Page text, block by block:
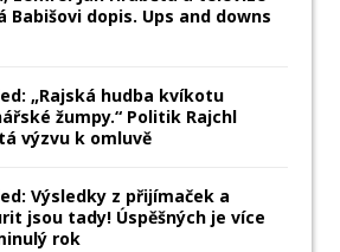
Babišovi dopis. Ups and downs
„Rajská hudba kvíkotu
žumpy.“ Politik Rajchl
výzvu k omluvě
Výsledky z přijímaček a
jsou tady! Úspěšných je více
rok